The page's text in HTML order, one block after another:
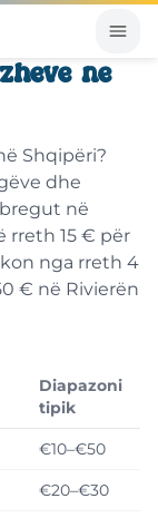
në
Shqipëri?
dhe
në
rreth 15 € për
nga rreth 4
€ në Rivierën
Diapazoni
tipik
€10–€50
€20–€30